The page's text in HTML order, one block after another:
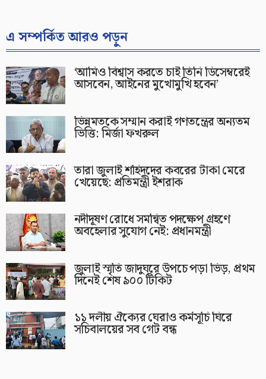
এ সম্পর্কিত আরও পড়ুন
‘আমিও বিশ্বাস করতে চাই তিনি ডিসেম্বরেই
আসবেন, আইনের মুখোমুখি হবেন’
ভিন্নমতকে সম্মান করাই গণতন্ত্রের অন্যতম
ভিত্তি: মির্জা ফখরুল
তারা জুলাই শহিদদের কবরের টাকা মেরে
খেয়েছে: প্রতিমন্ত্রী ইশরাক
নদীদূষণ রোধে সমন্বিত পদক্ষেপ গ্রহণে
অবহেলার সুযোগ নেই: প্রধানমন্ত্রী
জুলাই স্মৃতি জাদুঘরে উপচে পড়া ভিড়, প্রথম
দিনেই শেষ ৯০০ টিকিট
১১ দলীয় ঐক্যের ঘেরাও কর্মসূচি ঘিরে
সচিবালয়ের সব গেট বন্ধ